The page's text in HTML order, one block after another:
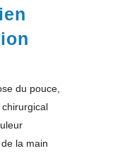
du pouce,
la main